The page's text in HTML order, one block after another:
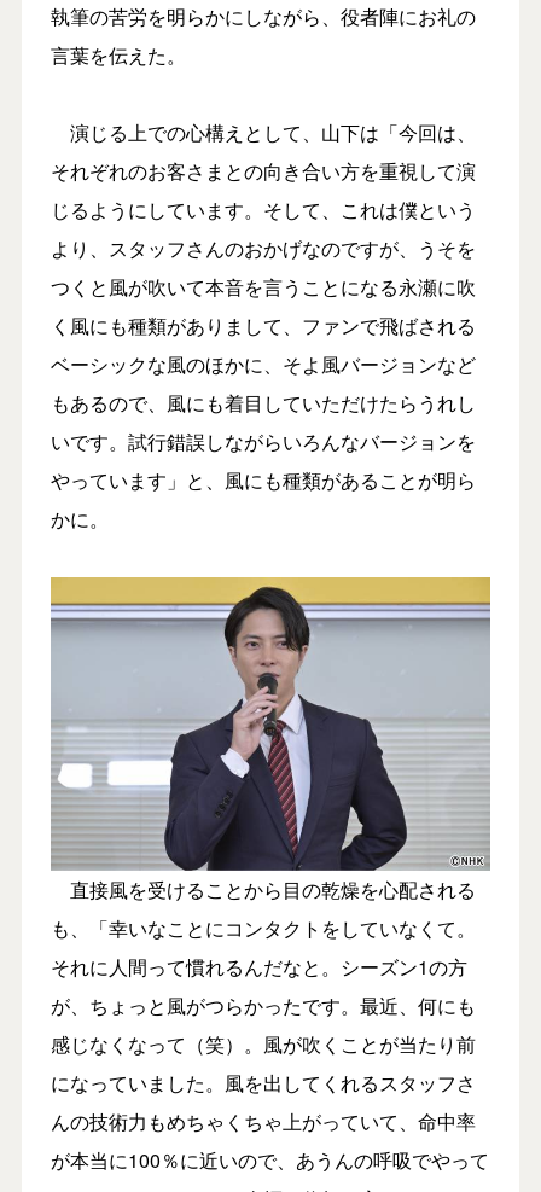
執筆の苦労を明らかにしながら、役者陣にお礼の
言葉を伝えた。
演じる上での心構えとして、山下は「今回は、
それぞれのお客さまとの向き合い方を重視して演
じるようにしています。そして、これは僕という
より、スタッフさんのおかげなのですが、うそを
つくと風が吹いて本音を言うことになる永瀬に吹
く風にも種類がありまして、ファンで飛ばされる
ベーシックな風のほかに、そよ風バージョンなど
もあるので、風にも着目していただけたらうれし
いです。試行錯誤しながらいろんなバージョンを
やっています」と、風にも種類があることが明ら
かに。
直接風を受けることから目の乾燥を心配される
も、「幸いなことにコンタクトをしていなくて。
それに人間って慣れるんだなと。シーズン1の方
が、ちょっと風がつらかったです。最近、何にも
感じなくなって（笑）。風が吹くことが当たり前
になっていました。風を出してくれるスタッフさ
んの技術力もめちゃくちゃ上がっていて、命中率
が本当に100％に近いので、あうんの呼吸でやって